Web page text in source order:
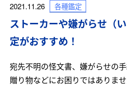
2021.11.26 各種鑑定
ストーカーや嫌がらせ（
定がおすすめ！
宛先不明の怪文書、嫌がらせの
贈り物などにお困りではありま